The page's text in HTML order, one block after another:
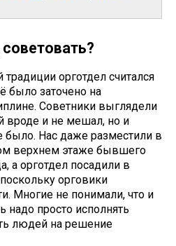
орготдел считался
было заточено на
Советники выглядели
вроде и не мешал, но и
Нас даже разместили в
верхнем этаже бывшего
а орготдел посадили в
орговики
Многие не понимали, что и
надо просто исполнять
людей на решение